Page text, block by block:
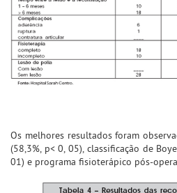
Os melhores resultados foram
(58,3%, p< 0, 05), classificação de
01) e programa fisioterápico pós-